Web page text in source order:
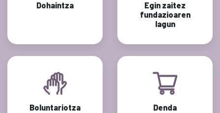
Dohaintza
Egin zaitez
fundazioaren
lagun
Boluntariotza Denda